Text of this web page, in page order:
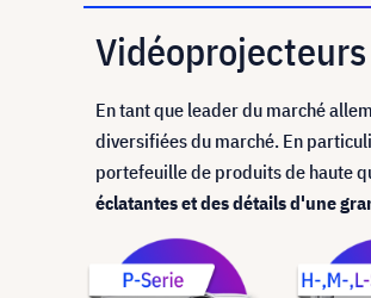
En tant que leader du marché
diversifiées du marché. En
portefeuille de produits de haute
éclatantes et des détails d'une